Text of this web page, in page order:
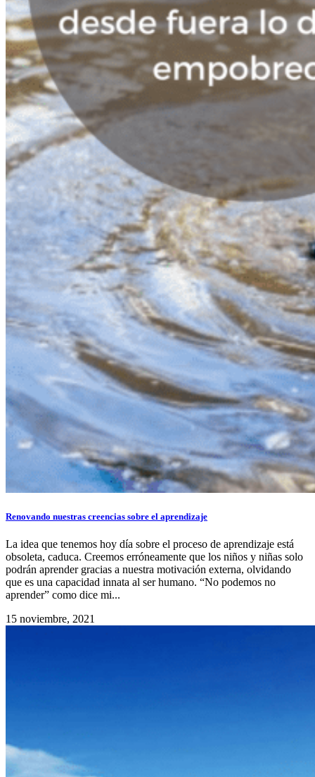
Renovando nuestras creencias sobre el aprendizaje
La idea que tenemos hoy día sobre el proceso de aprendizaje está
obsoleta, caduca. Creemos erróneamente que los niños y niñas solo
podrán aprender gracias a nuestra motivación externa, olvidando
que es una capacidad innata al ser humano. “No podemos no
aprender” como dice mi...
15 noviembre, 2021